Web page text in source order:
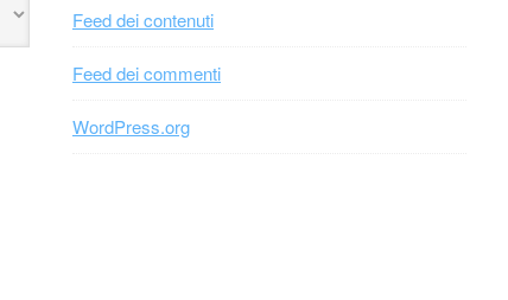
Feed dei contenuti
Feed dei commenti
WordPress.org